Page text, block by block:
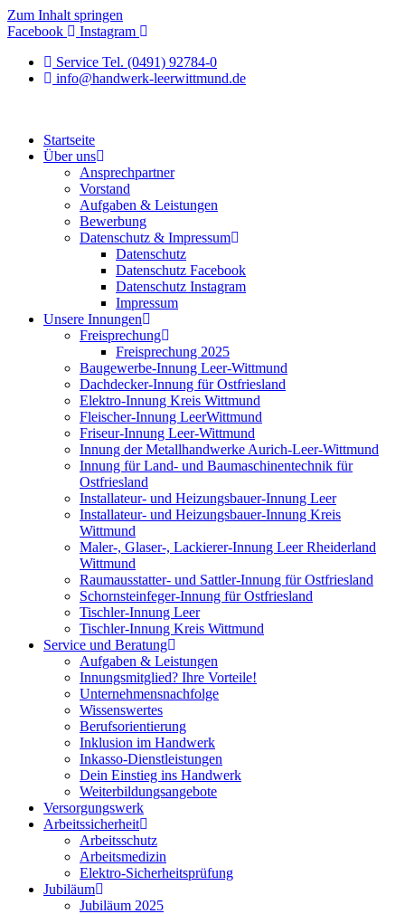
Zum Inhalt springen
Facebook
Instagram
Service Tel. (0491) 92784-0
info@handwerk-leerwittmund.de
Startseite
Über uns
Ansprechpartner
Vorstand
Aufgaben & Leistungen
Bewerbung
Datenschutz & Impressum
Datenschutz
Datenschutz Facebook
Datenschutz Instagram
Impressum
Unsere Innungen
Freisprechung
Freisprechung 2025
Baugewerbe-Innung Leer-Wittmund
Dachdecker-Innung für Ostfriesland
Elektro-Innung Kreis Wittmund
Fleischer-Innung LeerWittmund
Friseur-Innung Leer-Wittmund
Innung der Metallhandwerke Aurich-Leer-Wittmund
Innung für Land- und Baumaschinentechnik für
Ostfriesland
Installateur- und Heizungsbauer-Innung Leer
Installateur- und Heizungsbauer-Innung Kreis
Wittmund
Maler-, Glaser-, Lackierer-Innung Leer Rheiderland
Wittmund
Raumausstatter- und Sattler-Innung für Ostfriesland
Schornsteinfeger-Innung für Ostfriesland
Tischler-Innung Leer
Tischler-Innung Kreis Wittmund
Service und Beratung
Aufgaben & Leistungen
Innungsmitglied? Ihre Vorteile!
Unternehmensnachfolge
Wissenswertes
Berufsorientierung
Inklusion im Handwerk
Inkasso-Dienstleistungen
Dein Einstieg ins Handwerk
Weiterbildungsangebote
Versorgungswerk
Arbeitssicherheit
Arbeitsschutz
Arbeitsmedizin
Elektro-Sicherheitsprüfung
Jubiläum
Jubiläum 2025